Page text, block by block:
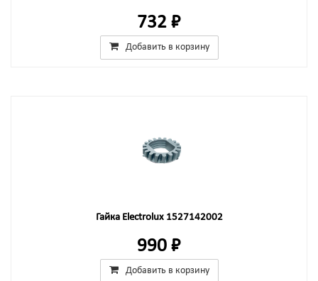
732 ₽
Добавить в корзину
Гайка Electrolux 1527142002
990 ₽
Добавить в корзину